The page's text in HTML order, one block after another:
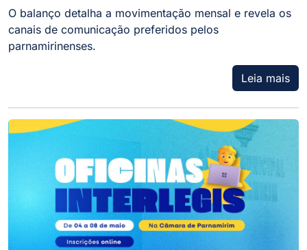
O balanço detalha a movimentação mensal e revela os
canais de comunicação preferidos pelos
parnamirinenses.
Leia mais